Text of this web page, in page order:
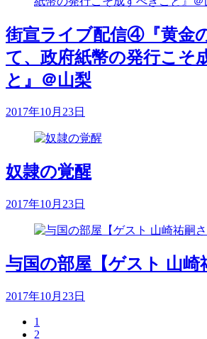
街宣ライブ配信④『黄金
て、政府紙幣の発行こそ
と』＠山梨
2017年10月23日
奴隷の覚醒
2017年10月23日
与国の部屋【ゲスト 山崎
2017年10月23日
1
2